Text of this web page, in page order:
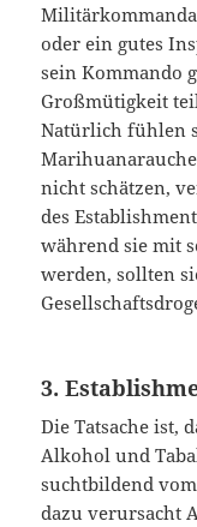
oder ein gutes
sein Kommando
Großmütigkeit
Natürlich fühlen
nicht schätzen,
des
während sie mit
werden, sollten
3.
Die Tatsache ist,
Alkohol und
suchtbildend
dazu verursacht